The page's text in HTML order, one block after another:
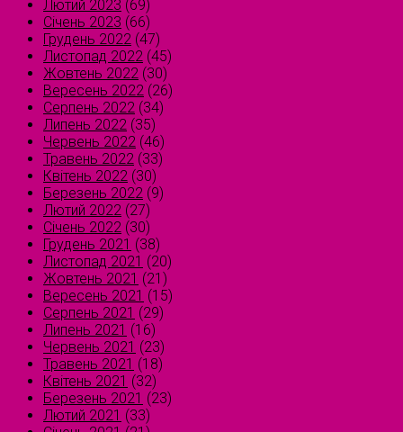
Лютий 2023 (69)
Січень 2023 (66)
Грудень 2022 (47)
Листопад 2022 (45)
Жовтень 2022 (30)
Вересень 2022 (26)
Серпень 2022 (34)
Липень 2022 (35)
Червень 2022 (46)
Травень 2022 (33)
Квітень 2022 (30)
Березень 2022 (9)
Лютий 2022 (27)
Січень 2022 (30)
Грудень 2021 (38)
Листопад 2021 (20)
Жовтень 2021 (21)
Вересень 2021 (15)
Серпень 2021 (29)
Липень 2021 (16)
Червень 2021 (23)
Травень 2021 (18)
Квітень 2021 (32)
Березень 2021 (23)
Лютий 2021 (33)